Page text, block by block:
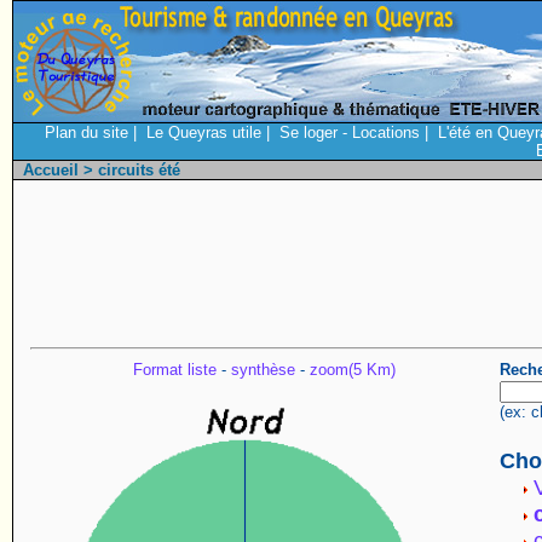
Plan du site Le Queyras utile Se loger - Locations
L'été en
Accueil > circuits été
Format liste - synthèse - zoom(5 Km)
(ex: